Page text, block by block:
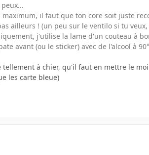
il faut que ton core soit juste
ailleurs ! (un peu sur le ventilo si tu
j'utilise la lame d'un couteau à
avant (ou le sticker) avec de l'alcool à
à chier, qu'il faut en mettre le
les carte bleue)